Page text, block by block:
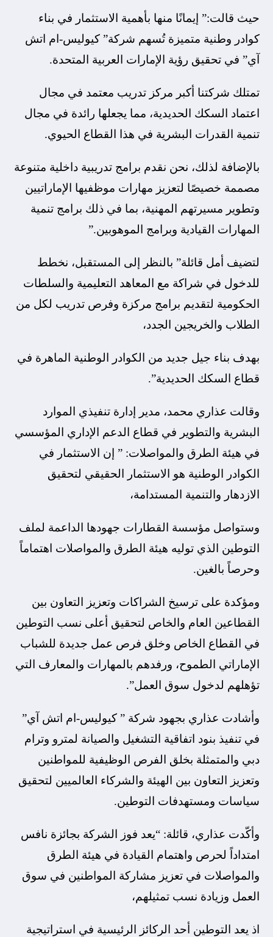
حيث قالت:” إيمانًا منها بأهمية الاستثمار في بناء
كوادر وطنية متميزة تُسهم شركة” كيوليس-ام اتش
آي” في تحقيق رؤية الإمارات العربية المتحدة.
تمتلك شركتنا أكبر مركز تدريب معتمد في مجال
اعتماد السكك الحديدية، مما يجعلها رائدة في مجال
تنمية القدرات البشرية في هذا القطاع الحيوي.
بالإضافة لذلك، نحن نقدم برامج تدريبية داخلية متنوعة
مصممة خصيصًا لتعزيز مهارات موظفيها الإماراتيين
وتطوير مسيرتهم المهنية، بما في ذلك برامج تنمية
المهارات القيادية وبرامج الموهوبين.”
لتضيف أمل قائلة” بالنظر إلى المستقبل، نخطط
للدخول في شراكة مع المعاهد التعليمية والسلطات
الحكومية لتقديم برامج مركزة وفرص تدريب لكل من
الطلاب والخريجين الجدد،
بهدف بناء جيل جديد من الكوادر الوطنية الماهرة في
قطاع السكك الحديدية”.
وقالت عذاري محمد، مدير إدارة تنفيذي الموارد
البشرية والتطوير في قطاع الدعم الإداري المؤسسي
في هيئة الطرق والمواصلات: ” إن الاستثمار في
الكوادر الوطنية هو الاستثمار الحقيقي لتحقيق
الازدهار والتنمية المستدامة،
وستواصل مؤسسة القطارات جهودها الداعمة لملف
التوطين الذي توليه هيئة الطرق والمواصلات اهتماماً
وحرصاً بالغين.
ومؤكدة على ترسيخ الشراكات وتعزيز التعاون بين
القطاعين العام والخاص لتحقيق أعلى نسب التوطين
في القطاع الخاص وخلق فرص عمل جديدة للشباب
الإماراتي الطموح، ورفدهم بالمهارات والمعارف التي
تؤهلهم لدخول سوق العمل”.
وأشادت عذاري بجهود شركة ” كيوليس-ام اتش آي”
في تنفيذ بنود اتفاقية التشغيل والصيانة لمترو وترام
دبي والمتمثلة بخلق الفرص الوظيفية للمواطنين
وتعزيز التعاون بين الهيئة والشركاء العالميين لتحقيق
سياسات ومستهدفات التوطين.
وأكّدت عذاري، قائلة: “يعد فوز الشركة بجائزة نافس
امتداداً لحرص واهتمام القيادة في هيئة الطرق
والمواصلات في تعزيز مشاركة المواطنين في سوق
العمل وزيادة نسب تمثيلهم،
اذ يعد التوطين أحد الركائز الرئيسية في استراتيجية